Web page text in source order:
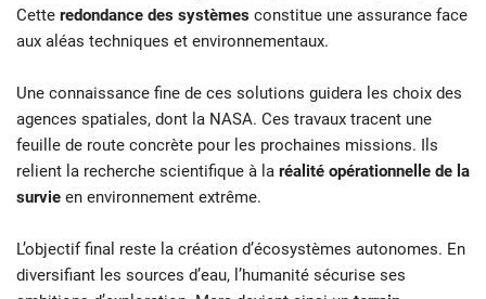
Cette redondance des systèmes constitue une assurance face
aux aléas techniques et environnementaux.
Une connaissance fine de ces solutions guidera les choix des
agences spatiales, dont la NASA. Ces travaux tracent une
feuille de route concrète pour les prochaines missions. Ils
relient la recherche scientifique à la réalité opérationnelle de la
survie en environnement extrême.
L’objectif final reste la création d’écosystèmes autonomes. En
diversifiant les sources d’eau, l’humanité sécurise ses